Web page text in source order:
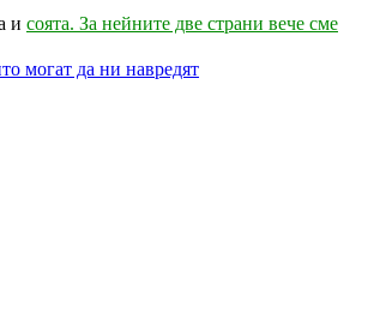
и соята. За нейните две страни вече сме
могат да ни навредят